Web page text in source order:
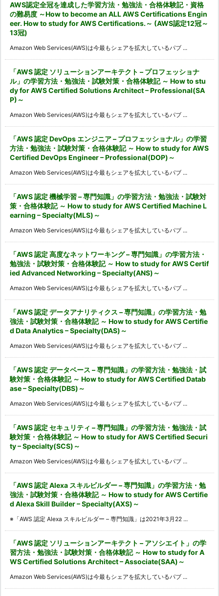
AWS認定全冠を達成した学習方法・勉強法・合格体験記・資格
の難易度 ～How to become an ALL AWS Certifications Engin
eer. How to study for AWS Certifications.～ (AWS認定12冠～
13冠)
Amazon Web Services(AWS)は今最もシェアを拡大しているパブ ...
「AWS 認定 ソリューションアーキテクト – プロフェッショナ
ル」の学習方法・勉強法・試験対策・合格体験記 ～ How to stu
dy for AWS Certified Solutions Architect – Professional(SA
P)～
Amazon Web Services(AWS)は今最もシェアを拡大しているパブ ...
「AWS 認定 DevOps エンジニア – プロフェッショナル」の学習
方法・勉強法・試験対策・合格体験記 ～ How to study for AWS
Certified DevOps Engineer – Professional(DOP)～
Amazon Web Services(AWS)は今最もシェアを拡大しているパブ ...
「AWS 認定 機械学習 – 専門知識」の学習方法・勉強法・試験対
策・合格体験記 ～ How to study for AWS Certified Machine L
earning – Specialty(MLS)～
Amazon Web Services(AWS)は今最もシェアを拡大しているパブ ...
「AWS 認定 高度なネットワーキング – 専門知識」の学習方法・
勉強法・試験対策・合格体験記 ～ How to study for AWS Certif
ied Advanced Networking – Specialty(ANS)～
Amazon Web Services(AWS)は今最もシェアを拡大しているパブ ...
「AWS 認定 データアナリティクス – 専門知識」の学習方法・勉
強法・試験対策・合格体験記 ～ How to study for AWS Certifie
d Data Analytics – Specialty(DAS)～
Amazon Web Services(AWS)は今最もシェアを拡大しているパブ ...
「AWS 認定 データベース – 専門知識」の学習方法・勉強法・試
験対策・合格体験記 ～ How to study for AWS Certified Datab
ase – Specialty(DBS)～
Amazon Web Services(AWS)は今最もシェアを拡大しているパブ ...
「AWS 認定 セキュリティ – 専門知識」の学習方法・勉強法・試
験対策・合格体験記 ～ How to study for AWS Certified Securi
ty – Specialty(SCS)～
Amazon Web Services(AWS)は今最もシェアを拡大しているパブ ...
「AWS 認定 Alexa スキルビルダー – 専門知識」の学習方法・勉
強法・試験対策・合格体験記 ～ How to study for AWS Certifie
d Alexa Skill Builder – Specialty(AXS)～
※「AWS 認定 Alexa スキルビルダー – 専門知識」は2021年3月22 ...
「AWS 認定 ソリューションアーキテクト – アソシエイト」の学
習方法・勉強法・試験対策・合格体験記 ～ How to study for A
WS Certified Solutions Architect – Associate(SAA)～
Amazon Web Services(AWS)は今最もシェアを拡大しているパブ ...